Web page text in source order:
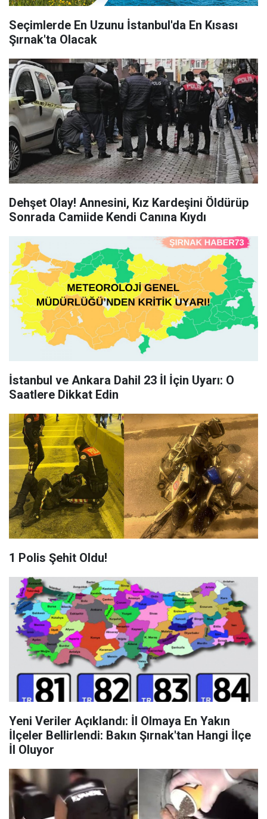
Seçimlerde En Uzunu İstanbul'da En Kısası
Şırnak'ta Olacak
Dehşet Olay! Annesini, Kız Kardeşini Öldürüp
Sonrada Camiide Kendi Canına Kıydı
İstanbul ve Ankara Dahil 23 İl İçin Uyarı: O
Saatlere Dikkat Edin
1 Polis Şehit Oldu!
Yeni Veriler Açıklandı: İl Olmaya En Yakın
İlçeler Bellirlendi: Bakın Şırnak'tan Hangi İlçe
İl Oluyor